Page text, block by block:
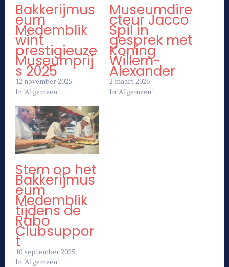
Bakkerijmus
eum
Medemblik
wint
prestigieuze
Museumprij
s 2025
12 november 2025
In "Algemeen"
Museumdire
cteur Jacco
Spil in
gesprek met
Koning
Willem-
Alexander
2 maart 2026
In "Algemeen"
Stem op het
Bakkerijmus
eum
Medemblik
tijdens de
Rabo
Clubsuppor
t
10 september 2025
In "Algemeen"